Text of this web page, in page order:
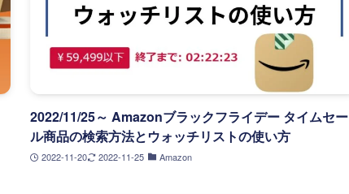
2022/11/25～ Amazonブラックフライデー タイムセー
ル商品の検索方法とウォッチリストの使い方
2022-11-20 2022-11-25 Amazon